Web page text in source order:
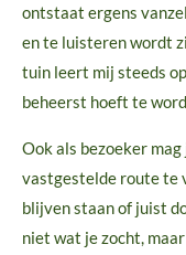
ontstaat ergens
en te luisteren wordt
tuin leert mij steeds
beheerst hoeft te
Ook als bezoeker
vastgestelde route te
blijven staan of juist
niet wat je zocht,